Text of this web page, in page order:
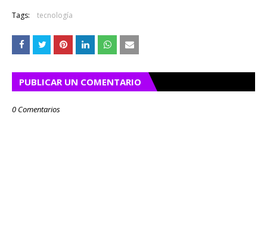
Tags: tecnología
PUBLICAR UN COMENTARIO
0 Comentarios